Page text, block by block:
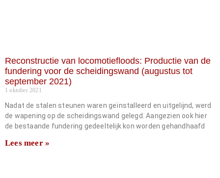
Reconstructie van locomotiefloods: Productie van de
fundering voor de scheidingswand (augustus tot
september 2021)
1 oktober 2021
Nadat de stalen steunen waren geïnstalleerd en uitgelijnd, werd
de wapening op de scheidingswand gelegd. Aangezien ook hier
de bestaande fundering gedeeltelijk kon worden gehandhaafd
Lees meer »